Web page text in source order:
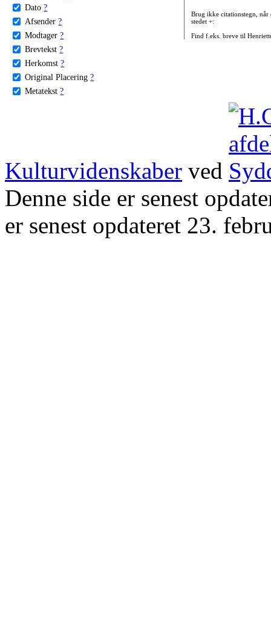
Dato ?
Afsender ?
Modtager ?
Brevtekst ?
Herkomst ?
Original Placering ?
Metatekst ?
Brug ikke citationstegn, når
stedet +:
Find f.eks. breve til
Kulturvidenskaber ved
Denne side er senest
er senest opdateret 23.